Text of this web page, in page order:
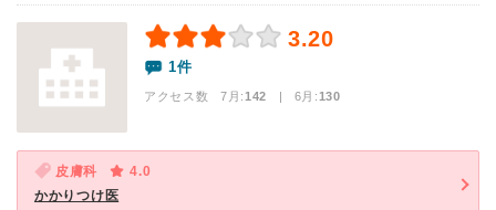
3.20
1件
アクセス数 7月:142 | 6月:130
皮膚科
4.0
かかりつけ医